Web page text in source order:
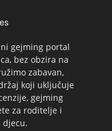
gejming portal
bez obzira na
zabavan,
koji uključuje
gejming
za roditelje i
djecu.